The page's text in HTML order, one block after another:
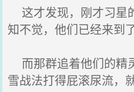
这才发现，刚才习星
知不觉，他们已经来到
而那群追着他们的精
雪战法打得屁滚尿流，